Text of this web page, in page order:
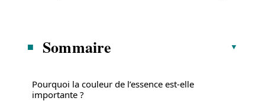
Sommaire
Pourquoi la couleur de l’essence est-elle
importante ?